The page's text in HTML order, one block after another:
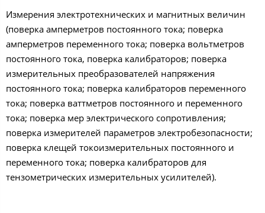
Измерения электротехнических и магнитных величин
(поверка амперметров постоянного тока; поверка
амперметров переменного тока; поверка вольтметров
постоянного тока, поверка калибраторов; поверка
измерительных преобразователей напряжения
постоянного тока; поверка калибраторов переменного
тока; поверка ваттметров постоянного и переменного
тока; поверка мер электрического сопротивления;
поверка измерителей параметров электробезопасности;
поверка клещей токоизмерительных постоянного и
переменного тока; поверка калибраторов для
тензометрических измерительных усилителей).